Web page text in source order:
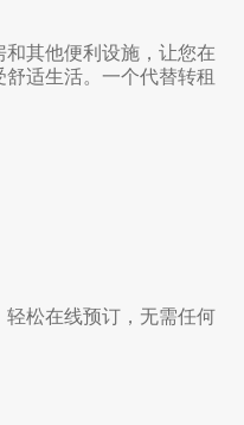
其他便利设施，让您在
适生活。一个代替转租
松在线预订，无需任何